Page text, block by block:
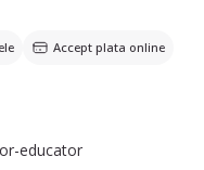
oricând💕
autism sau cerințe
ajut cât de mult
Accept plata online
educator